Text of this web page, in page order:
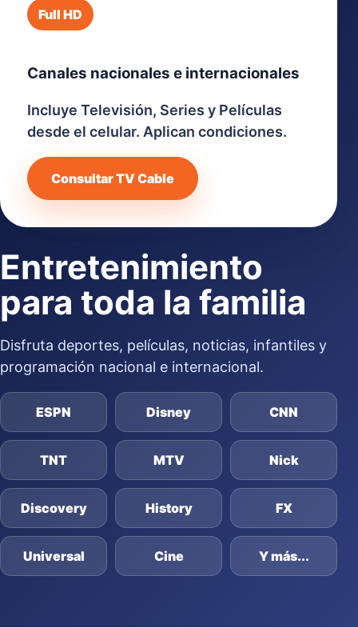
Full HD
Canales nacionales e internacionales
Incluye Televisión, Series y Películas
desde el celular. Aplican condiciones.
Consultar TV Cable
Entretenimiento
para toda la familia
Disfruta deportes, películas, noticias, infantiles y
programación nacional e internacional.
ESPN Disney CNN
TNT MTV Nick
Discovery History FX
Universal Cine Y más...